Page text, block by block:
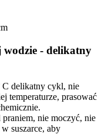
wodzie - delikatny
C delikatny cykl, nie
temperaturze, prasować
praniem, nie moczyć, nie
suszarce, aby